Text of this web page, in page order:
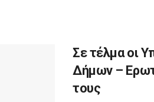
Σε τέλμα οι
Δήμων –
τους